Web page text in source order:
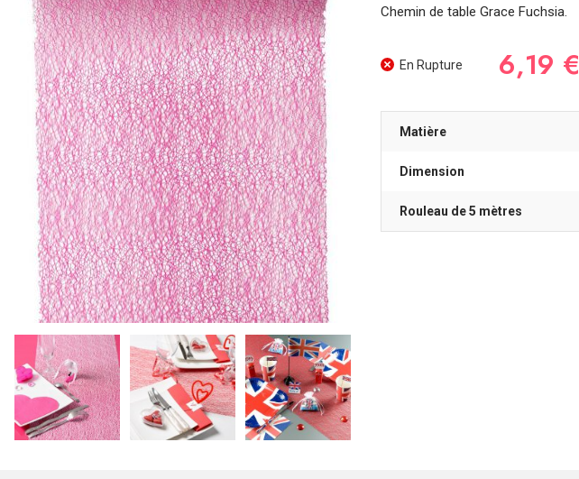
Chemin de table Grace Fuchsia.
En Rupture 6,19 €
Matière
Dimension
Rouleau de 5 mètres